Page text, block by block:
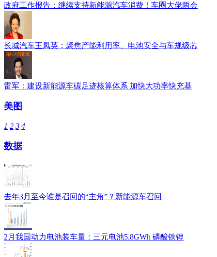
政府工作报告：继续支持新能源汽车消费！车圈大佬两会
长城汽车王凤英：聚焦产能利用率、电池安全与车规级芯
雷军：建设新能源车碳足迹核算体系 加快大功率快充基
美图
1 2 3 4
数据
去年3月至今谁是召回的“主角”？新能源车召回
2月我国动力电池装车量：三元电池5.8GWh 磷酸铁锂